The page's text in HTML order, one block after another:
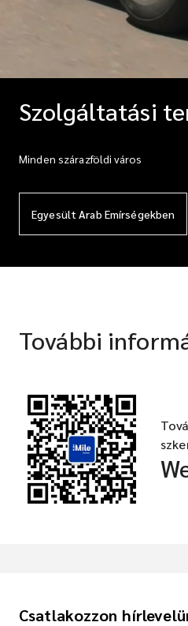
Szolgáltatási
Minden szárazföldi város
Egyesült Arab Emírségekben
További
Csatlakozzon